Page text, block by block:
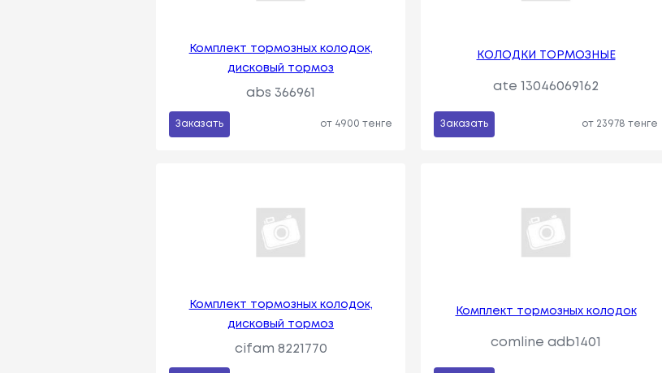
Комплект тормозных колодок,
дисковый тормоз
abs 366961
Заказать от 4900 тенге
КОЛОДКИ ТОРМОЗНЫЕ
ate 13046069162
Заказать от 23978 тенге
Комплект тормозных колодок,
дисковый тормоз
cifam 8221770
Комплект тормозных колодок
comline adb1401